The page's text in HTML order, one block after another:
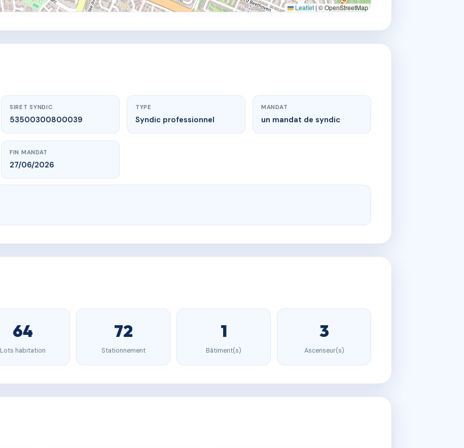
Leaflet | © OpenStreetMap
SIRET SYNDIC
53500300800039
TYPE
Syndic professionnel
MANDAT
un mandat de syndic
FIN MANDAT
27/06/2026
64
Lots habitation
72
Stationnement
1
Bâtiment(s)
3
Ascenseur(s)